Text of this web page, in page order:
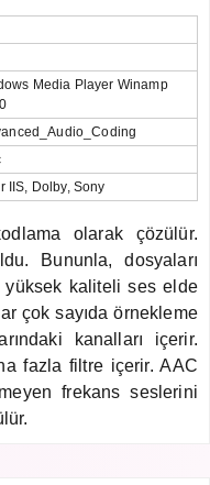
Media Player Winamp
IIS, Dolby, Sony
olarak çözülür.
Bununla, dosyaları
yüksek kaliteli ses elde
çok sayıda örnekleme
kanalları içerir.
fazla filtre içerir. AAC
frekans seslerini